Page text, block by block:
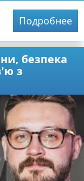
Подробнее
безпека
з